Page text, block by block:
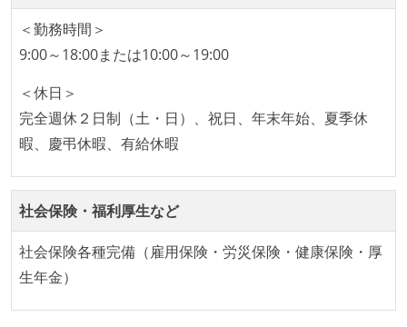
＜勤務時間＞
9:00～18:00または10:00～19:00
＜休日＞
完全週休２日制（土・日）、祝日、年末年始、夏季休
暇、慶弔休暇、有給休暇
社会保険・福利厚生など
社会保険各種完備（雇用保険・労災保険・健康保険・厚
生年金）